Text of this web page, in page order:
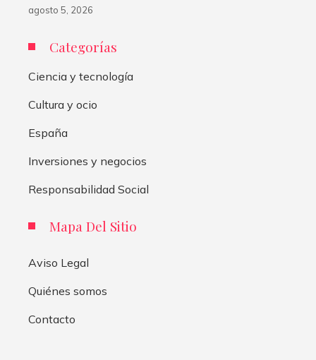
agosto 5, 2026
Categorías
Ciencia y tecnología
Cultura y ocio
España
Inversiones y negocios
Responsabilidad Social
Mapa Del Sitio
Aviso Legal
Quiénes somos
Contacto